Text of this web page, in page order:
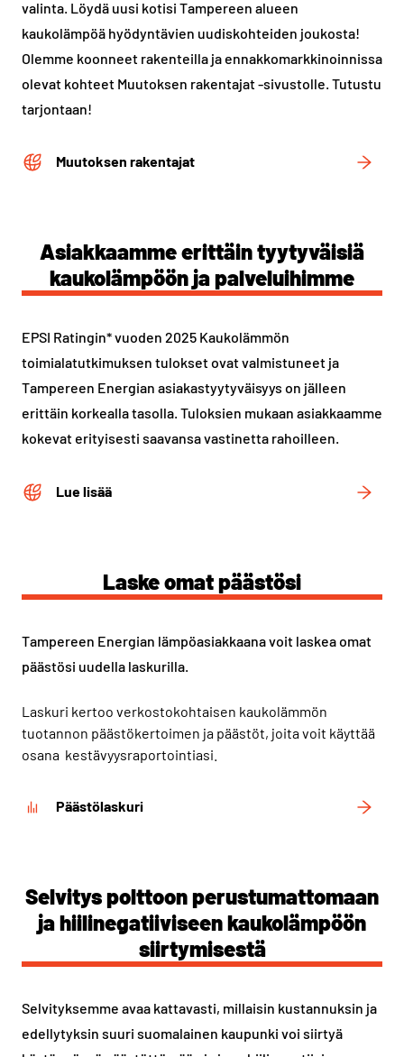
valinta. Löydä uusi kotisi Tampereen alueen
kaukolämpöä hyödyntävien uudiskohteiden joukosta!
Olemme koonneet rakenteilla ja ennakkomarkkinoinnissa
olevat kohteet Muutoksen rakentajat -sivustolle. Tutustu
tarjontaan!
Muutoksen rakentajat
Asiakkaamme erittäin tyytyväisiä
kaukolämpöön ja palveluihimme
EPSI Ratingin* vuoden 2025 Kaukolämmön
toimialatutkimuksen tulokset ovat valmistuneet ja
Tampereen Energian asiakastyytyväisyys on jälleen
erittäin korkealla tasolla. Tuloksien mukaan asiakkaamme
kokevat erityisesti saavansa vastinetta rahoilleen.
Lue lisää
Laske omat päästösi
Tampereen Energian lämpöasiakkaana voit laskea omat
päästösi uudella laskurilla.
Laskuri kertoo verkostokohtaisen kaukolämmön
tuotannon päästökertoimen ja päästöt, joita voit käyttää
osana kestävyysraportointiasi.
Päästölaskuri
Selvitys polttoon perustumattomaan
ja hiilinegatiiviseen kaukolämpöön
siirtymisestä
Selvityksemme avaa kattavasti, millaisin kustannuksin ja
edellytyksin suuri suomalainen kaupunki voi siirtyä